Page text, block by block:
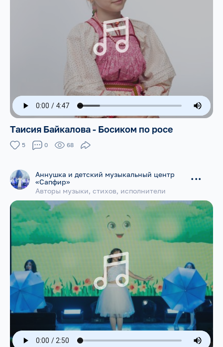
Таисия Байкалова - Босиком по росе
5 0 68
Аннушка и детский музыкальный центр
«Сапфир»
Авторы музыки, стихов, исполнители
...